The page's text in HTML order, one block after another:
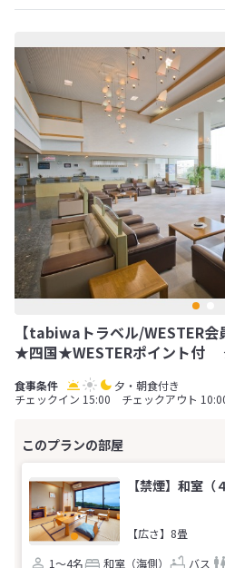
【tabiwaトラベル/WESTER
★四国★WESTERポイント付
夕・朝食付き
チェックイン 15:00 チェックアウト
【禁煙】和室
【広さ】8畳
1～4名
和室（海側） バス